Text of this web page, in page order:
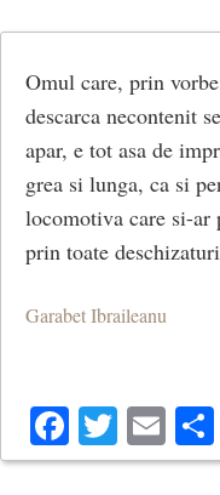
Omul care, prin
descarca necontenit
apar, e tot asa de
grea si lunga, ca si
locomotiva care si-
prin toate
Garabet Ibraileanu
Facebook
Twitter